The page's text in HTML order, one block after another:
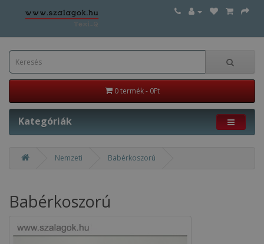
0 termék - 0Ft
Kategóriák
Nemzeti Babérkoszorú
Babérkoszorú